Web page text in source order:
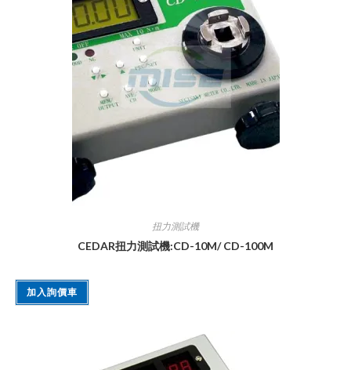
扭力測試機
CEDAR扭力測試機:CD-10M/ CD-100M
加入詢價車